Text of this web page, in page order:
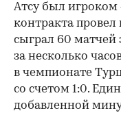
Атсу был игроком
контракта провел
сыграл 60 матчей
за несколько
в чемпионате
со счетом 1:0.
добавленной